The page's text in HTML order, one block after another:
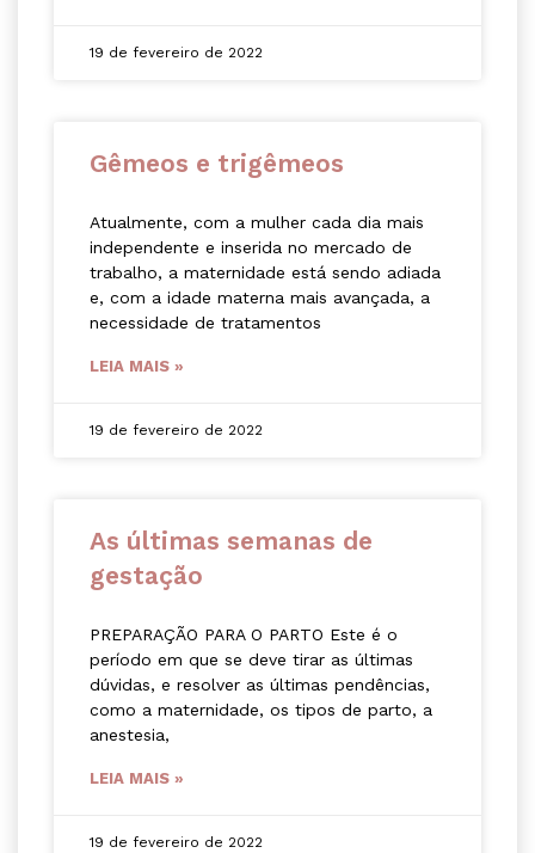
19 de fevereiro de 2022
Gêmeos e trigêmeos
Atualmente, com a mulher cada dia mais
independente e inserida no mercado de
trabalho, a maternidade está sendo adiada
e, com a idade materna mais avançada, a
necessidade de tratamentos
LEIA MAIS »
19 de fevereiro de 2022
As últimas semanas de
gestação
PREPARAÇÃO PARA O PARTO Este é o
período em que se deve tirar as últimas
dúvidas, e resolver as últimas pendências,
como a maternidade, os tipos de parto, a
anestesia,
LEIA MAIS »
19 de fevereiro de 2022